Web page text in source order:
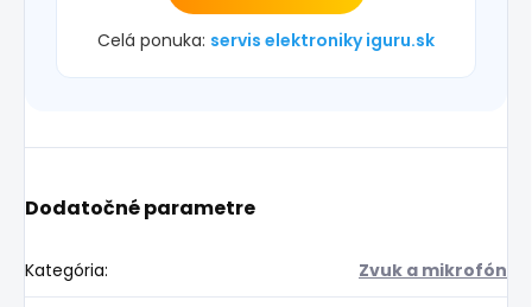
Celá ponuka: servis elektroniky iguru.sk
Dodatočné parametre
Kategória: Zvuk a mikrofón